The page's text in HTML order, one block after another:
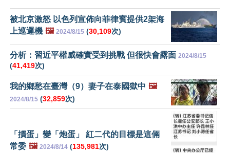
被北京激怒 以色列宣佈向菲律賓提供2架海
上巡邏機 🖼️ 2024/8/15 (30,109次)
分析：習近平權威確實受到挑戰 但很快會露面 2024/8/15
(41,419次)
我的鄉愁在臺灣（9）妻子在泰國獄中 🖼️
2024/8/15 (32,859次)
「摜蛋」變「炮蛋」 紅二代的目標是這倆
常委 🖼️ 2024/8/14 (135,981次)